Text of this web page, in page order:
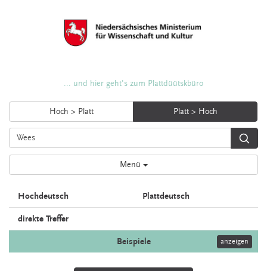
... und hier geht's zum Plattdüütskbüro
Hoch > Platt Platt > Hoch
Menü
Hochdeutsch Plattdeutsch
direkte Treffer
Beispiele anzeigen